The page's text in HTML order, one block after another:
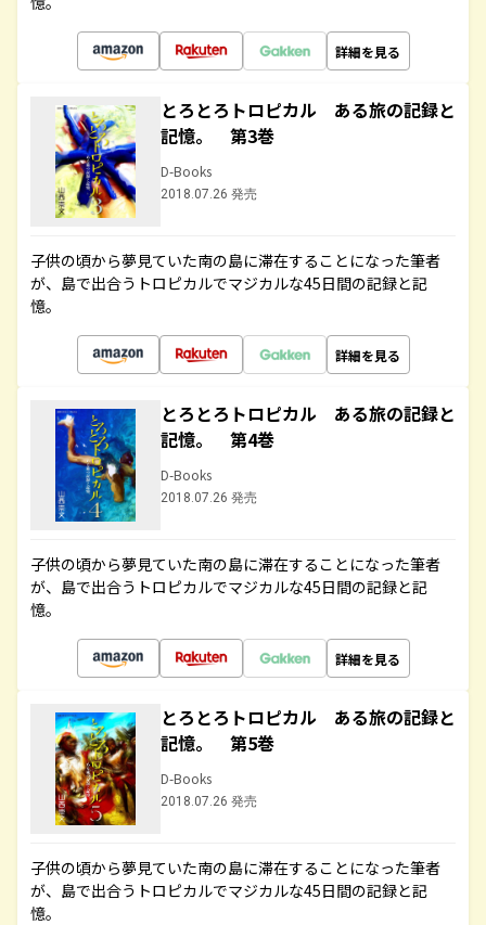
詳細を見る
とろとろトロピカル ある旅の記録と
記憶。 第3巻
D-Books
2018.07.26 発売
子供の頃から夢見ていた南の島に滞在することになった筆者
が、島で出合うトロピカルでマジカルな45日間の記録と記
憶。
詳細を見る
とろとろトロピカル ある旅の記録と
記憶。 第4巻
D-Books
2018.07.26 発売
子供の頃から夢見ていた南の島に滞在することになった筆者
が、島で出合うトロピカルでマジカルな45日間の記録と記
憶。
詳細を見る
とろとろトロピカル ある旅の記録と
記憶。 第5巻
D-Books
2018.07.26 発売
子供の頃から夢見ていた南の島に滞在することになった筆者
が、島で出合うトロピカルでマジカルな45日間の記録と記
憶。